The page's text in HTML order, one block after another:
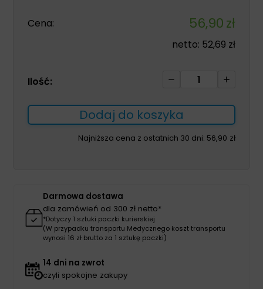
Cena: 56,90zł
netto: 52,69 zł
Ilość:
ilość
łokciowa
OPTI-
COMFORT
Dodaj do koszyka
Najniższa cena z ostatnich 30 dni: 56,90 zł
Darmowa dostawa
dla zamówień od 300 zł netto*
*Dotyczy 1 sztuki paczki kurierskiej
(W przypadku transportu Medycznego koszt transportu
wynosi 16 zł brutto za 1 sztukę paczki)
14 dni na zwrot
czyli spokojne zakupy